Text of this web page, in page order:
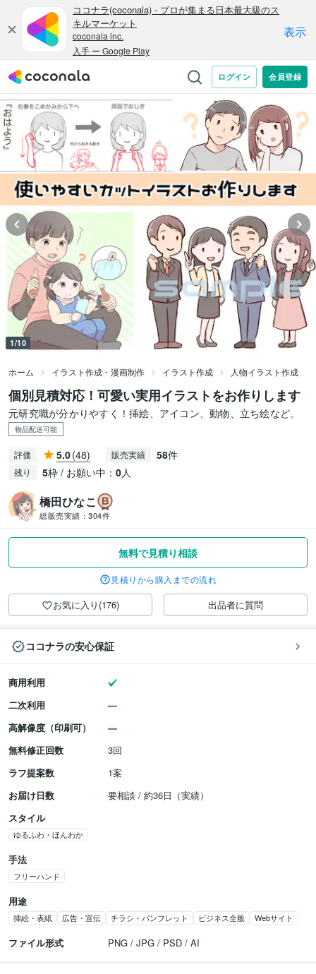
1/10
ホーム イラスト作成・漫画制作 イラスト作成 人物イラスト作成
個別見積対応！可愛い実用イラストをお作りします
元研究職が分かりやすく！挿絵、アイコン、動物、立ち絵など。
物品配送可能
評価 5.0(48) 販売実績 58件
残り 5枠 / お願い中： 0人
橋田ひなこ
総販売実績： 304件
無料で見積り相談
見積りから購入までの流れ
お気に入り(176) 出品者に質問
ココナラの安心保証
商用利用
二次利用
高解像度（印刷可）
無料修正回数
3回
ラフ提案数
1案
お届け日数
要相談 / 約36日（実績）
スタイル
ゆるふわ・ほんわか
手法
フリーハンド
用途
挿絵・表紙 広告・宣伝 チラシ・パンフレット ビジネス全般 Webサイト
ファイル形式 PNG / JPG / PSD / AI